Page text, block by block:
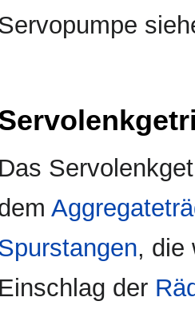
Das
, die
Einschlag der